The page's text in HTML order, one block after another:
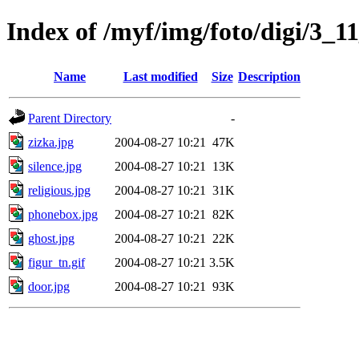
Index of /myf/img/foto/digi/
Name Last modified Size Description
Parent Directory
-
zizka.jpg
2004-08-27 10:21
47K
silence.jpg
2004-08-27 10:21
13K
religious.jpg
2004-08-27 10:21
31K
phonebox.jpg
2004-08-27 10:21
82K
ghost.jpg
2004-08-27 10:21
22K
figur_tn.gif
2004-08-27 10:21 3.5K
door.jpg
2004-08-27 10:21 93K